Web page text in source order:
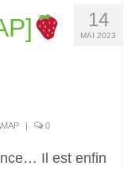
14
MAI 2023
0
Il est enfin